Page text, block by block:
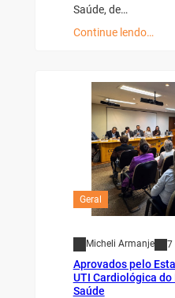
Saúde, de…
Continue lendo…
Geral
Micheli Armanje 7
Aprovados pelo
UTI Cardiológica
Saúde